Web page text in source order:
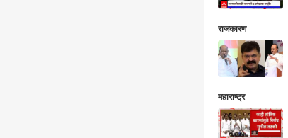
राजकारण
महाराष्ट्र